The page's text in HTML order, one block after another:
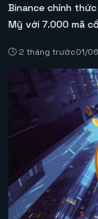
Binance chính
Mỹ với 7.000 mã
2 tháng trước01/